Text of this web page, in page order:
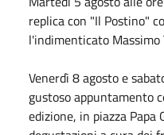
replica con "Il Postino"
l'indimenticato Massimo
Venerdì 8 agosto e
gustoso appuntamento
edizione, in piazza Papa